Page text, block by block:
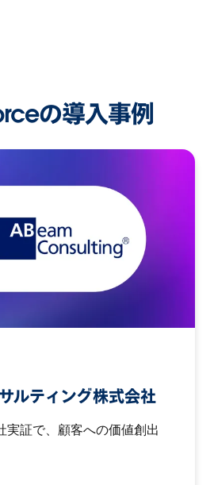
の導入事例
ルティング株式会社
証で、顧客への価値創出